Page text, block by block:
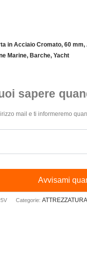
in Acciaio Cromato, 60
Marine, Barche, Yacht
sapere
mail e ti informeremo
Avvisami
Categorie: